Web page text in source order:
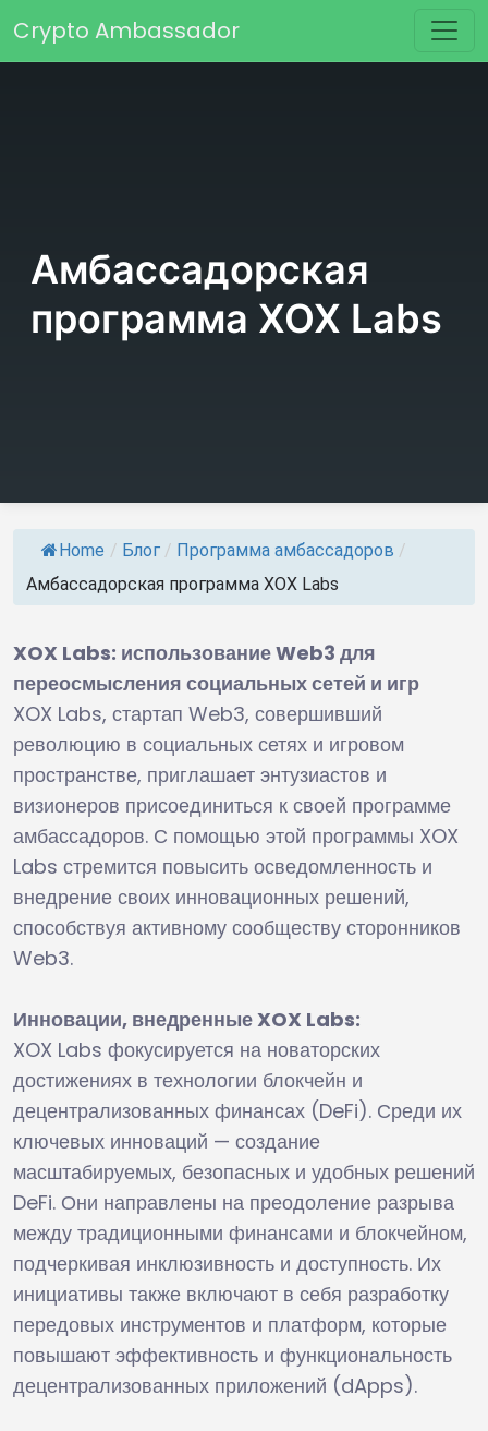
Основная навигация
Crypto Ambassador
Амбассадорская
программа XOX Labs
Home / Блог / Программа амбассадоров /
Амбассадорская программа XOX Labs
XOX Labs: использование Web3 для
переосмысления социальных сетей и игр
XOX Labs, стартап Web3, совершивший
революцию в социальных сетях и игровом
пространстве, приглашает энтузиастов и
визионеров присоединиться к своей программе
амбассадоров. С помощью этой программы XOX
Labs стремится повысить осведомленность и
внедрение своих инновационных решений,
способствуя активному сообществу сторонников
Web3.
Инновации, внедренные XOX Labs:
XOX Labs фокусируется на новаторских
достижениях в технологии блокчейн и
децентрализованных финансах (DeFi). Среди их
ключевых инноваций — создание
масштабируемых, безопасных и удобных решений
DeFi. Они направлены на преодоление разрыва
между традиционными финансами и блокчейном,
подчеркивая инклюзивность и доступность. Их
инициативы также включают в себя разработку
передовых инструментов и платформ, которые
повышают эффективность и функциональность
децентрализованных приложений (dApps).